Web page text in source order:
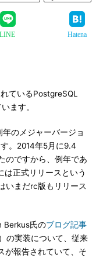
LINE Hatena
ているPostgreSQL
ます。
のメジャーバージョ
。2014年5月に9.4
のですから、例年であ
は正式リリースという
いまだrc版もリリース
Berkus氏のブログ記事
）の実装について、従来
が報告されていて、そ